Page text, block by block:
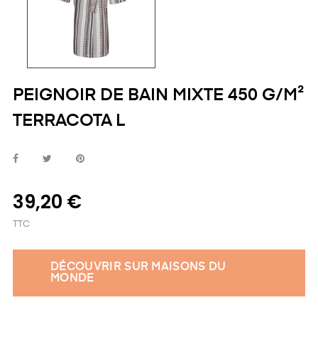
PEIGNOIR DE BAIN MIXTE 450 G/M²
TERRACOTA L
39,20 €
TTC
DÉCOUVRIR SUR MAISONS DU
MONDE